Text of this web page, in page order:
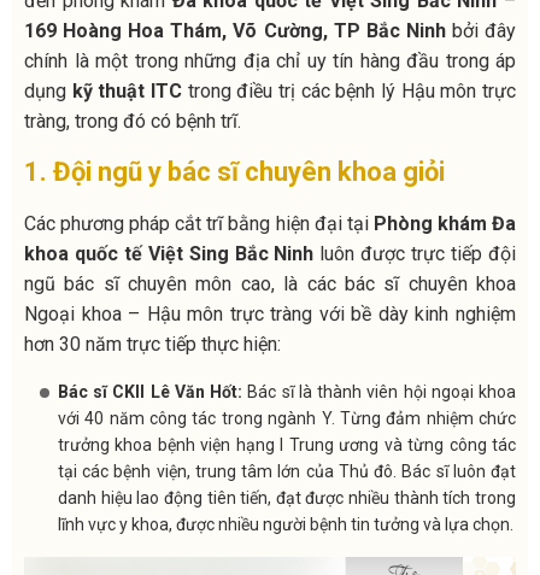
169 Hoàng Hoa Thám, Võ Cường, TP Bắc Ninh bởi đây
chính là một trong những địa chỉ uy tín hàng đầu trong áp
dụng kỹ thuật ITC trong điều trị các bệnh lý Hậu môn trực
tràng, trong đó có bệnh trĩ.
1. Đội ngũ y bác sĩ chuyên khoa giỏi
Các phương pháp cắt trĩ bằng hiện đại tại Phòng khám Đa
khoa quốc tế Việt Sing Bắc Ninh luôn được trực tiếp đội
ngũ bác sĩ chuyên môn cao, là các bác sĩ chuyên khoa
Ngoại khoa – Hậu môn trực tràng với bề dày kinh nghiệm
hơn 30 năm trực tiếp thực hiện:
Bác sĩ CKII Lê Văn Hốt: Bác sĩ là thành viên hội ngoại khoa
với 40 năm công tác trong ngành Y. Từng đảm nhiệm chức
trưởng khoa bệnh viện hạng I Trung ương và từng công tác
tại các bệnh viện, trung tâm lớn của Thủ đô. Bác sĩ luôn đạt
danh hiệu lao động tiên tiến, đạt được nhiều thành tích trong
lĩnh vực y khoa, được nhiều người bệnh tin tưởng và lựa chọn.